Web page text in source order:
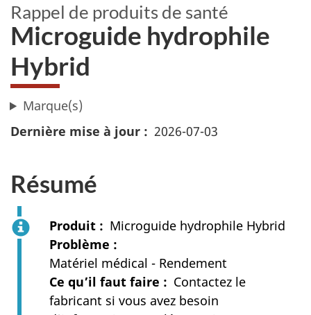
Rappel de produits de santé
Microguide hydrophile
Hybrid
Marque(s)
Dernière mise à jour
2026-07-03
Résumé
Produit
Microguide hydrophile Hybrid
Problème
Matériel médical - Rendement
Ce qu’il faut faire
Contactez le
fabricant si vous avez besoin